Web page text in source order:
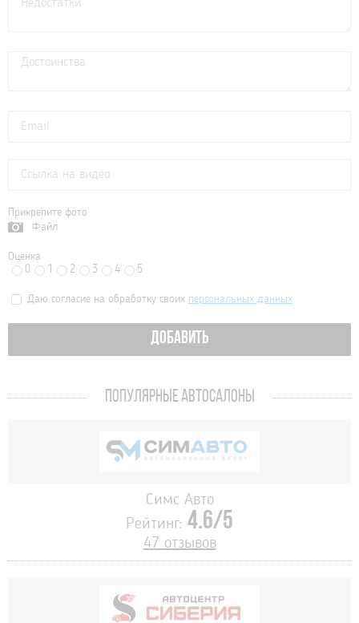
Прикрепите фото
Файл
Оценка
0
1 2 3 4 5
Даю согласие на обработку своих персональных данных
ДОБАВИТЬ
ПОПУЛЯРНЫЕ АВТОСАЛОНЫ
Симс Авто
Рейтинг: 4.6/5
47 отзывов